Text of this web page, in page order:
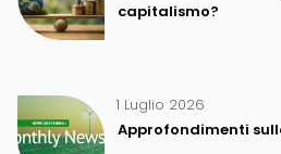
capitalismo?
Approfondimenti
1 Luglio 2026